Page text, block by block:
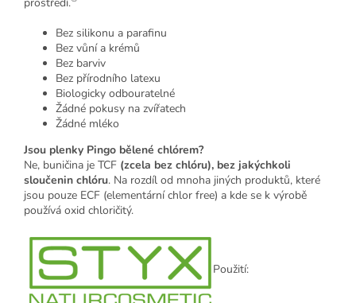
Bez silikonu a parafinu
Bez vůní a krémů
Bez barviv
Bez přírodního latexu
Biologicky odbouratelné
Žádné pokusy na zvířatech
Žádné mléko
Jsou plenky Pingo bělené chlórem?
Ne, buničina je TCF (zcela bez chlóru), bez jakýchkoli
sloučenin chlóru. Na rozdíl od mnoha jiných produktů, které
jsou pouze ECF (elementární chlor free) a kde se k výrobě
používá oxid chloričitý.
Použití: